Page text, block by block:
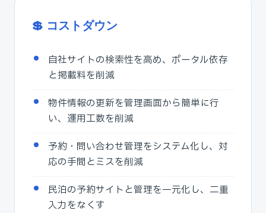
💲 コストダウン
自社サイトの検索性を高め、ポータル依存
と掲載料を削減
物件情報の更新を管理画面から簡単に行
い、運用工数を削減
予約・問い合わせ管理をシステム化し、対
応の手間とミスを削減
民泊の予約サイトと管理を一元化し、二重
入力をなくす